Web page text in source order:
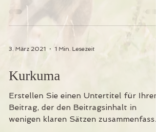
und Ihre Leser dazu...
3. März 2021 1 Min. Lesezeit
Kurkuma
Erstellen Sie einen Untertitel für Ihren
Beitrag, der den Beitragsinhalt in
wenigen klaren Sätzen zusammenfasst